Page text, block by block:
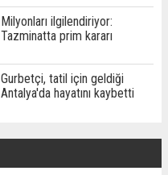
Milyonları ilgilendiriyor:
Tazminatta prim kararı
Gurbetçi, tatil için geldiği
Antalya'da hayatını kaybetti